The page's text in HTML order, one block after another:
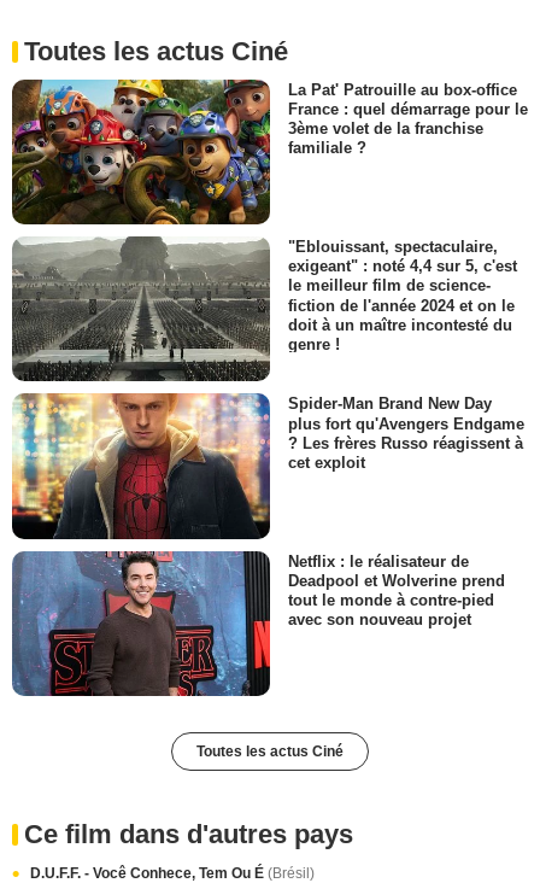
Toutes les actus Ciné
La Pat' Patrouille au box-office
France : quel démarrage pour le
3ème volet de la franchise
familiale ?
"Eblouissant, spectaculaire,
exigeant" : noté 4,4 sur 5, c'est
le meilleur film de science-
fiction de l'année 2024 et on le
doit à un maître incontesté du
genre !
Spider-Man Brand New Day
plus fort qu'Avengers Endgame
? Les frères Russo réagissent à
cet exploit
Netflix : le réalisateur de
Deadpool et Wolverine prend
tout le monde à contre-pied
avec son nouveau projet
Toutes les actus Ciné
Ce film dans d'autres pays
D.U.F.F. - Você Conhece, Tem Ou É (Brésil)